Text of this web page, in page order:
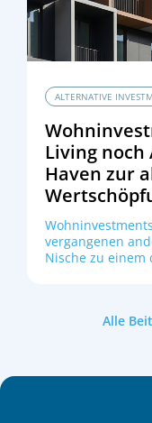
daher dringend,
einen
rechtzeitig zu
steuerliche
oder Umsetzung
enthaltenen
wir keine
übernehmen,
dargestellten
ALTERNATIVE
Living noch
Haven zur
vergangenen
Nische zu einem
kontinuierlich
Alle